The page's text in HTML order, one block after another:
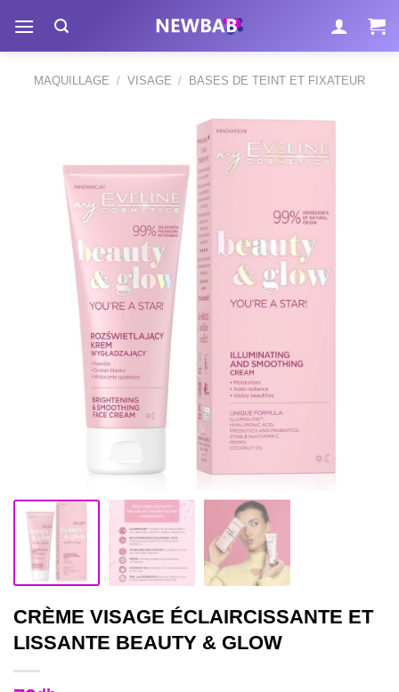
contenu
MAQUILLAGE / VISAGE / BASES DE TEINT ET FIXATEUR
CRÈME VISAGE ÉCLAIRCISSANTE ET
LISSANTE BEAUTY & GLOW